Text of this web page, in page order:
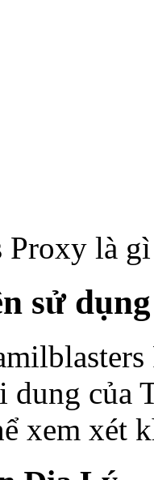
Proxy là
sử
dung của
xem xét